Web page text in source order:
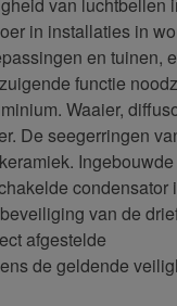
van luchtbellen
in installaties in
en tuinen,
functie
Waaier,
De seegerringen
condensator
van de
afgestelde
de geldende